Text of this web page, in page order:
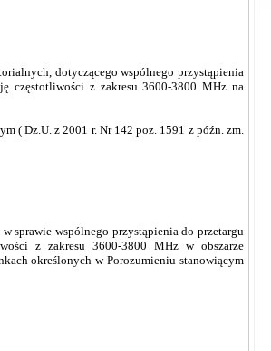
dotyczącego wspólnego przystąpienia
częstotliwości z zakresu 3600-3800 MHz na
( Dz.U. z 2001 r. Nr 142 poz. 1591 z późn. zm.
sprawie wspólnego przystąpienia do przetargu
z zakresu 3600-3800 MHz w obszarze
określonych w Porozumieniu stanowiącym